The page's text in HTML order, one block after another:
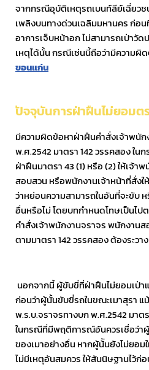
จากกรณีอุบัติเหตุรถเบนท์ลีย์เฉี่ยวช
เพลิงบนทางด่วนเฉลิมมหานคร ก่อ
อาการเจ็บหน้าอก ไม่สามารถเป่า
เหตุได้นั้น กรณีเช่นนี้ถือว่ามีความผิ
ขอนแก่น
ปัจจุบันการฝ่าฝืนไม่ยอม
มีความผิดข้อหาฝ่าฝืนคำสั่งเจ้าพนั
พ.ศ.2542 มาตรา 142 วรรคสอง ใ
ฝ่าฝืนมาตรา 43 (1) หรือ (2) ให้เจ้า
สอบสวน หรือพนักงานเจ้าหน้าที่สั่ง
ว่าหย่อนความสามารถในอันที่จะขับ
อื่นหรือไม่ โดยบทกำหนดโทษเป็นไป
คำสั่งเจ้าพนักงานจราจร พนักงาน
ตามมาตรา 142 วรรคสอง ต้องระวา
นอกจากนี้ ผู้ขับขี่ที่ฝ่าฝืนไม่ยอมเป่
ก่อนว่าผู้นั้นขับขี่รถในขณะเมาสุรา
พ.ร.บ.จราจรทางบก พ.ศ.2542 มา
ในกรณีที่มีพฤติการณ์อันควรเชื่อว่า
ของเมาอย่างอื่น หากผู้น้ันยังไม่ยอ
ไม่มีเหตุอันสมควร ให้สันนิษฐานไว้ก่